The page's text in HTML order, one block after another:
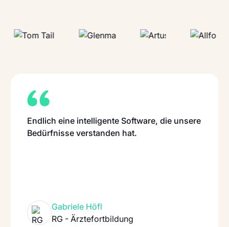
Endlich eine intelligente Software, die unsere
Bedürfnisse verstanden hat.
Gabriele Höfl
RG - Ärztefortbildung